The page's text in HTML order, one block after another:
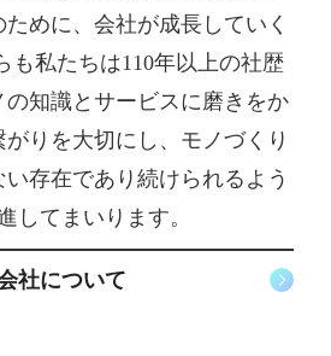
めに、会社が成長していく
も私たちは110年以上の社歴
の知識とサービスに磨きをか
りを大切にし、モノづくり
存在であり続けられるよう
してまいります。
社について